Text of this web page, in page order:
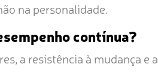
na personalidade.
contínua?
a resistência à mudança e a